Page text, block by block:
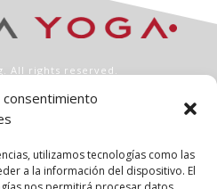
utilizamos tecnologías como las
a la información del dispositivo. El
. All rights reserved.
INFO
legal
privacidad